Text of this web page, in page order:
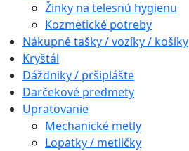
Žinky na telesnú hygienu
Kozmetické potreby
Nákupné tašky / vozíky / košíky
Kryštál
Dáždniky / pršiplášte
Darčekové predmety
Upratovanie
Mechanické metly
Lopatky / metličky